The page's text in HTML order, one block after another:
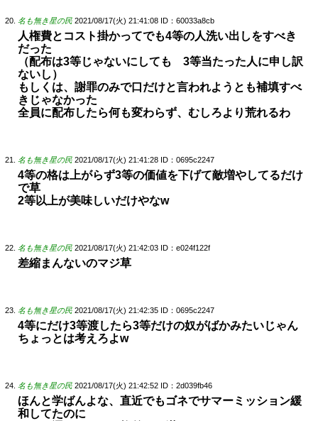
名も無き星の民 2021/08/17(火) 21:41:08 ID：60033a8cb
人権費とコスト掛かってでも4等の人洗い出しをすべき
だった
（配布は3等じゃないにしても 3等当たった人に申し訳
ないし）
もしくは、謝罪のみで口だけと言われようとも補填すべ
きじゃなかった
全員に配布したら何も変わらず、むしろより荒れるわ
名も無き星の民 2021/08/17(火) 21:41:28 ID：0695c2247
4等の格は上がらず3等の価値を下げて敵増やしてるだけ
で草
2等以上が美味しいだけやなw
名も無き星の民 2021/08/17(火) 21:42:03 ID：e024f122f
差縮まんないのマジ草
名も無き星の民 2021/08/17(火) 21:42:35 ID：0695c2247
4等にだけ3等渡したら3等だけの奴がばかみたいじゃん
ちょっとは考えろよw
名も無き星の民 2021/08/17(火) 21:42:52 ID：2d039fb46
ほんと学ばんよな、直近でもゴネでサマーミッション緩
和してたのに